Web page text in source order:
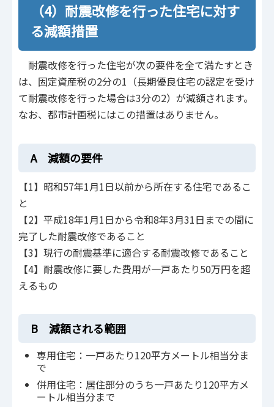
（4）耐震改修を行った住宅に対す
る減額措置
耐震改修を行った住宅が次の要件を全て満たすとき
は、固定資産税の2分の1（長期優良住宅の認定を受け
て耐震改修を行った場合は3分の2）が減額されます。
なお、都市計画税にはこの措置はありません。
A 減額の要件
【1】昭和57年1月1日以前から所在する住宅であるこ
と
【2】平成18年1月1日から令和8年3月31日までの間に
完了した耐震改修であること
【3】現行の耐震基準に適合する耐震改修であること
【4】耐震改修に要した費用が一戸あたり50万円を超
えるもの
B 減額される範囲
専用住宅：一戸あたり120平方メートル相当分ま
で
併用住宅：居住部分のうち一戸あたり120平方メ
ートル相当分まで